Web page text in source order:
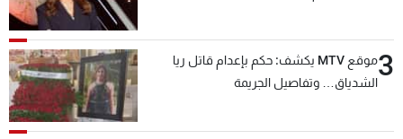
3
موقع MTV يكشف: حكم بإعدام قاتل ريا
الشدياق… وتفاصيل الجريمة